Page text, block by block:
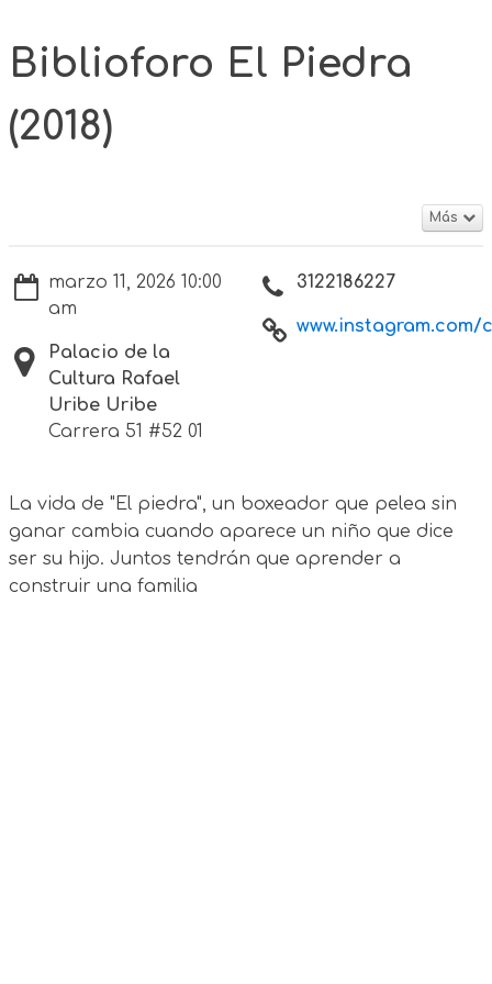
Biblioforo El Piedra
(2018)
Más
marzo 11, 2026 10:00
am
Palacio de la
Cultura Rafael
Uribe Uribe
Carrera 51 #52 01
3122186227
www.instagram.com/
La vida de "El piedra", un boxeador que pelea sin
ganar cambia cuando aparece un niño que dice
ser su hijo. Juntos tendrán que aprender a
construir una familia